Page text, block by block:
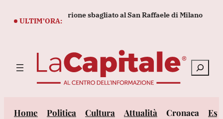
ULTIM’ORA:
l'embrione sbagliato al San Raffaele di Milano
Cerca
Home Politica Cultura Attualità Cronaca